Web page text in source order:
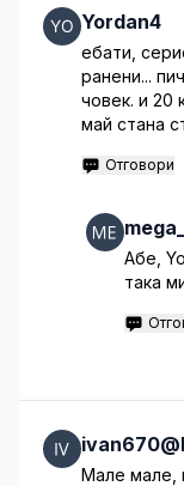
Yordan4
ебати,
ранени...
човек. и 20
май стана
Отговори
Абе,
така
Мале мале,